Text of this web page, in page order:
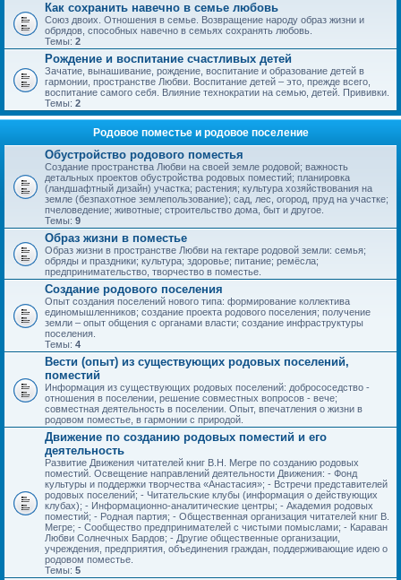
Как сохранить навечно в семье любовь
Союз двоих. Отношения в семье. Возвращение народу образ жизни и
обрядов, способных навечно в семьях сохранять любовь.
Темы: 2
Рождение и воспитание счастливых детей
Зачатие, вынашивание, рождение, воспитание и образование детей в
гармонии, пространстве Любви. Воспитание детей – это, прежде всего,
воспитание самого себя. Влияние технократии на семью, детей. Прививки.
Темы: 2
Родовое поместье и родовое поселение
Обустройство родового поместья
Создание пространства Любви на своей земле родовой; важность
детальных проектов обустройства родовых поместий; планировка
(ландшафтный дизайн) участка; растения; культура хозяйствования на
земле (безпахотное землепользование); сад, лес, огород, пруд на участке;
пчеловедение; животные; строительство дома, быт и другое.
Темы: 9
Образ жизни в поместье
Образ жизни в пространстве Любви на гектаре родовой земли: семья;
обряды и праздники; культура; здоровье; питание; ремёсла;
предпринимательство, творчество в поместье.
Создание родового поселения
Опыт создания поселений нового типа: формирование коллектива
единомышленников; создание проекта родового поселения; получение
земли – опыт общения с органами власти; создание инфраструктуры
поселения.
Темы: 4
Вести (опыт) из существующих родовых поселений,
поместий
Информация из существующих родовых поселений: добрососедство -
отношения в поселении, решение совместных вопросов - вече;
совместная деятельность в поселении. Опыт, впечатления о жизни в
родовом поместье, в гармонии с природой.
Движение по созданию родовых поместий и его
деятельность
Развитие Движения читателей книг В.Н. Мегре по созданию родовых
поместий. Освещение направлений деятельности Движения: - Фонд
культуры и поддержки творчества «Анастасия»; - Встречи представителей
родовых поселений; - Читательские клубы (информация о действующих
клубах); - Информационно-аналитические центры; - Академия родовых
поместий; - Родная партия; - Общественная организация читателей книг В.
Мегре; - Сообщество предпринимателей с чистыми помыслами; - Караван
Любви Солнечных Бардов; - Другие общественные организации,
учреждения, предприятия, объединения граждан, поддерживающие идею о
родовом поместье.
Темы: 5